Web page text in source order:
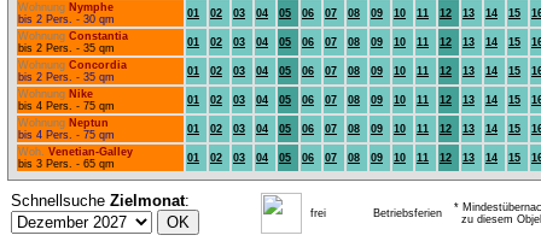
Wohnung Nymphe
bis 2 Pers. - 30 qm
01 02 03 04 05 06 07 08 09 10 11 12 13 14 15
Wohnung Constantia
bis 2 Pers. - 35 qm
01 02 03 04 05 06 07 08 09 10 11 12 13 14 15
Wohnung Concordia
bis 2 Pers. - 35 qm
01 02 03 04 05 06 07 08 09 10 11 12 13 14 15
Wohnung Nike
bis 4 Pers. - 75 qm
01 02 03 04 05 06 07 08 09 10 11 12 13 14 15
Wohnung Neptun
bis 4 Pers. - 75 qm
01 02 03 04 05 06 07 08 09 10 11 12 13 14 15
Woh. Venetian-Galley
bis 3 Pers. - 65 qm
01 02 03 04 05 06 07 08 09 10 11 12 13 14 15
Schnellsuche Zielmonat:
frei Betriebsferien
*
zu diesem